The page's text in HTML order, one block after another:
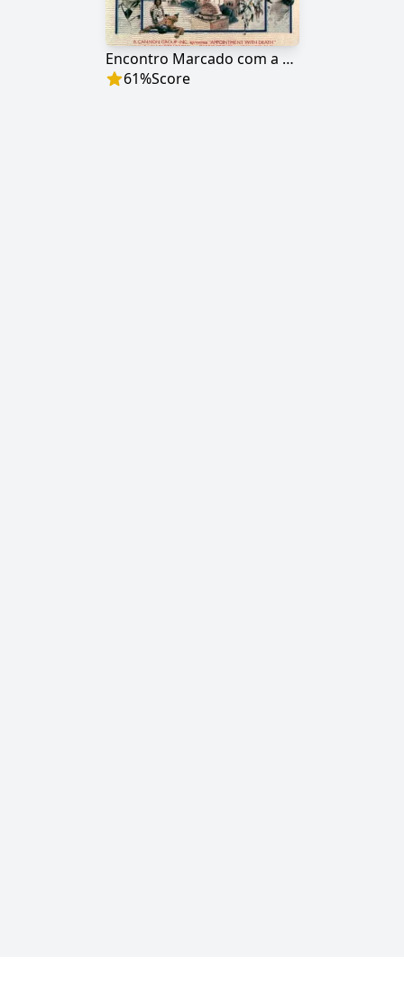
Encontro Marcado com a Morte
61%Score